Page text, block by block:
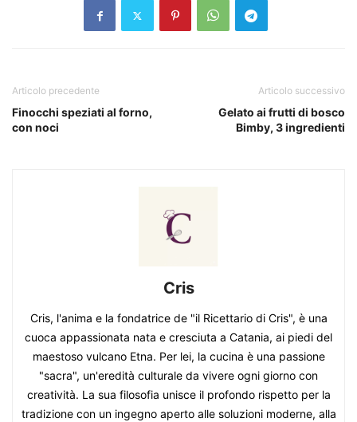
Articolo precedente
Finocchi speziati al forno,
con noci
Articolo successivo
Gelato ai frutti di bosco
Bimby, 3 ingredienti
Cris
Cris, l'anima e la fondatrice de "il Ricettario di Cris", è una
cuoca appassionata nata e cresciuta a Catania, ai piedi del
maestoso vulcano Etna. Per lei, la cucina è una passione
"sacra", un'eredità culturale da vivere ogni giorno con
creatività. La sua filosofia unisce il profondo rispetto per la
tradizione con un ingegno aperto alle soluzioni moderne, alla